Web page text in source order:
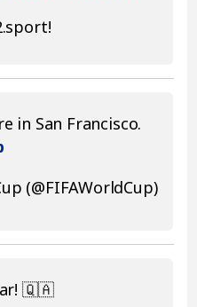
in San Francisco.
(@FIFAWorldCup)
🇶🇦